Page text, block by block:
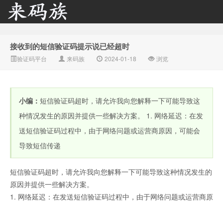
来码族 - 分享在线短信资
源接收资讯,手机短信验
接收到的短信验证码提示说已经超时
验证码平台 来码族 2024-01-18 浏览
小编： 短信验证码超时，请允许我向您解释一下可能导致这
种情况发生的原因并提供一些解决方案。 1. 网络延迟：在发
送短信验证码过程中，由于网络问题或运营商原因，可能会
导致短信传递
短信验证码超时，请允许我向您解释一下可能导致这种情况发生的
原因并提供一些解决方案。
1. 网络延迟：在发送短信验证码过程中，由于网络问题或运营商原